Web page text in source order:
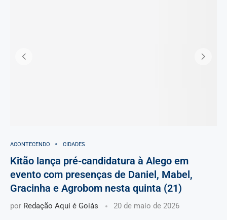
ACONTECENDO CIDADES
Kitão lança pré-candidatura à Alego em
evento com presenças de Daniel, Mabel,
Gracinha e Agrobom nesta quinta (21)
por Redação Aqui é Goiás 20 de maio de 2026